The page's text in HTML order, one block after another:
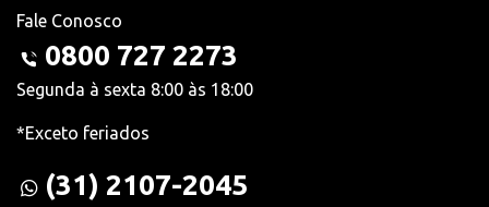
Fale Conosco
0800 727 2273
Segunda à sexta 8:00 às 18:00
*Exceto feriados
(31) 2107-2045